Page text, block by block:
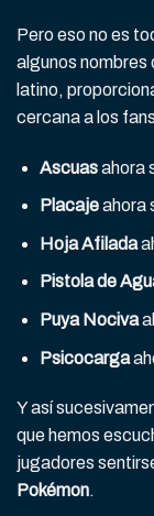
Pero eso no es
algunos nombres
latino,
cercana a los
Ascuasahora
Placajeahora
Hoja Afilada
Pistola de
Puya Nociva
Psicocarga
Y así
que hemos
jugadores
Pokémon.